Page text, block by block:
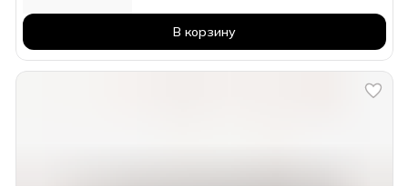
В корзину